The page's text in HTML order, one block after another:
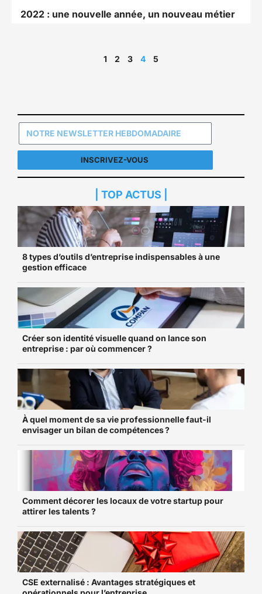
2022 : une nouvelle année, un nouveau métier
1 2 3 4 5
INSCRIVEZ-VOUS
| TOP ACTUS |
8 types d’outils d’entreprise indispensables à une
gestion efficace
Créer son identité visuelle quand on lance son
entreprise : par où commencer ?
À quel moment de sa vie professionnelle faut-il
envisager un bilan de compétences ?
Comment décorer les locaux de votre startup pour
attirer les talents ?
CSE externalisé : Avantages stratégiques et